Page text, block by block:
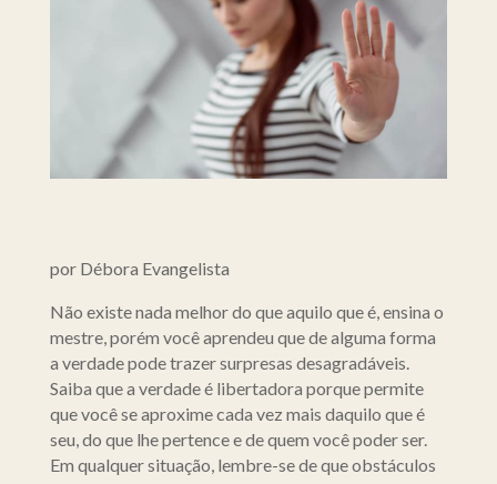
por Débora Evangelista
Não existe nada melhor do que aquilo que é, ensina o
mestre, porém você aprendeu que de alguma forma
a verdade pode trazer surpresas desagradáveis.
Saiba que a verdade é libertadora porque permite
que você se aproxime cada vez mais daquilo que é
seu, do que lhe pertence e de quem você poder ser.
Em qualquer situação, lembre-se de que obstáculos